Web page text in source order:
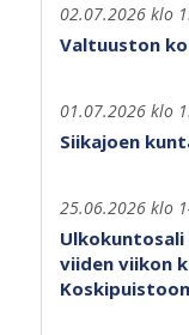
02.07.2026 klo
Valtuuston
01.07.2026 klo
Siikajoen
25.06.2026 klo
viiden viikon
Koskipuistoon